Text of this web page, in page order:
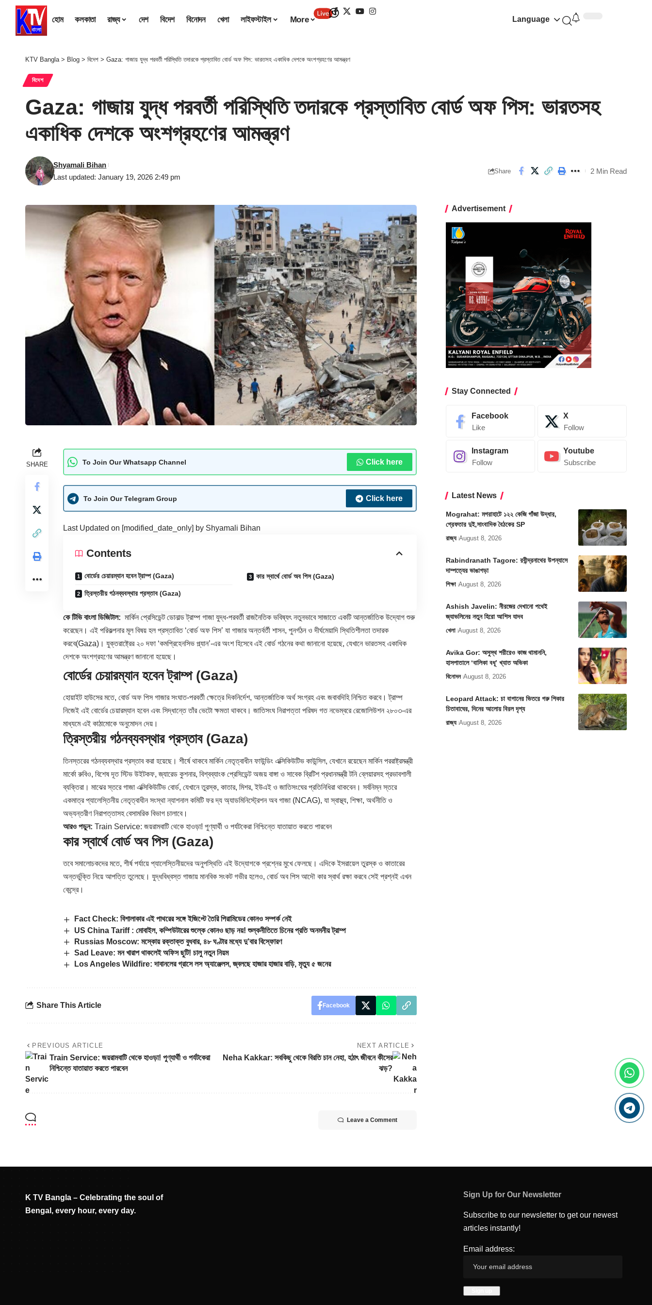
হোম কলকাতা রাজ্য দেশ বিদেশ বিনোদন খেলা লাইফস্টাইল More Language
KTV Bangla> Blog > বিদেশ > Gaza: গাজায় যুদ্ধ পরবর্তী পরিস্থিতি তদারকে প্রস্তাবিত বোর্ড অফ পিস: ভারতসহ একাধিক দেশকে অংশগ্রহণের আমন্ত্রণ
বিদেশ
Gaza: গাজায় যুদ্ধ পরবর্তী পরিস্থিতি তদারকে প্রস্তাবিত বোর্ড অফ পিস: ভারতসহ
একাধিক দেশকে অংশগ্রহণের আমন্ত্রণ
Last updated: January 19, 2026 2:49 pm
Shyamali Bihan
Share 2 Min Read
SHARE To Join Our Whatsapp Channel Click here
To Join Our Telegram Group Click here
Last Updated on [modified_date_only] by Shyamali Bihan
Contents
বোর্ডের চেয়ারম্যান হবেন ট্রাম্প (Gaza)
ত্রিস্তরীয় গঠনব্যবস্থার প্রস্তাব (Gaza)
কার স্বার্থে বোর্ড অব পিস (Gaza)
কে টিভি বাংলা ডিজিটাল: মার্কিন প্রেসিডেন্ট ডোনাল্ড ট্রাম্প গাজা যুদ্ধ-পরবর্তী রাজনৈতিক ভবিষ্যৎ নতুনভাবে সাজাতে একটি আন্তর্জাতিক উদ্যোগ শুরু
করেছেন। এই পরিকল্পনার মূল বিষয় হল প্রস্তাবিত ‘বোর্ড অফ পিস’ যা গাজার অন্তর্বর্তী শাসন, পুনর্গঠন ও দীর্ঘমেয়াদি স্থিতিশীলতা তদারক
করবে(Gaza)। যুক্তরাষ্ট্রের ২০ দফা ‘কমপ্রিহেনসিভ প্ল্যান’-এর অংশ হিসেবে এই বোর্ড গঠনের কথা জানানো হয়েছে, যেখানে ভারতসহ একাধিক
দেশকে অংশগ্রহণের আমন্ত্রণ জানানো হয়েছে।
বোর্ডের চেয়ারম্যান হবেন ট্রাম্প (Gaza)
হোয়াইট হাউসের মতে, বোর্ড অফ পিস গাজার সংঘাত-পরবর্তী ক্ষেত্রে দিকনির্দেশ, আন্তর্জাতিক অর্থ সংগ্রহ এবং জবাবদিহি নিশ্চিত করবে। ট্রাম্প
নিজেই এই বোর্ডের চেয়ারম্যান হবেন এবং সিদ্ধান্তে তাঁর ভেটো ক্ষমতা থাকবে। জাতিসংঘ নিরাপত্তা পরিষদ গত নভেম্বরে রেজোলিউশন ২৮০৩-এর
মাধ্যমে এই কাঠামোকে অনুমোদন দেয়।
ত্রিস্তরীয় গঠনব্যবস্থার প্রস্তাব (Gaza)
তিনস্তরের গঠনব্যবস্থার প্রস্তাব করা হয়েছে। শীর্ষে থাকবে মার্কিন নেতৃত্বাধীন ফাউন্ডিং এক্সিকিউটিভ কাউন্সিল, যেখানে রয়েছেন মার্কিন পররাষ্ট্রমন্ত্রী
মার্কো রুবিও, বিশেষ দূত স্টিভ উইটকফ, জ্যারেড কুশনার, বিশ্বব্যাংক প্রেসিডেন্ট অজয় বাঙ্গা ও সাবেক ব্রিটিশ প্রধানমন্ত্রী টনি ব্লেয়ারসহ প্রভাবশালী
ব্যক্তিরা। মাঝের স্তরে গাজা এক্সিকিউটিভ বোর্ড, যেখানে তুরস্ক, কাতার, মিশর, ইউএই ও জাতিসংঘের প্রতিনিধিরা থাকবেন। সর্বনিম্ন স্তরে
একমাত্র প্যালেস্তিনীয় নেতৃত্বাধীন সংস্থা ন্যাশনাল কমিটি ফর দ্য অ্যাডমিনিস্ট্রেশন অব গাজা (NCAG), যা স্বাস্থ্য, শিক্ষা, অর্থনীতি ও
অভ্যন্তরীণ নিরাপত্তাসহ বেসামরিক বিভাগ চালাবে।
আরও পড়ুন: Train Service: জয়রামবাটি থেকে হাওড়া! পুণ্যার্থী ও পর্যটকেরা নিশ্চিন্তে যাতায়াত করতে পারবেন
কার স্বার্থে বোর্ড অব পিস (Gaza)
তবে সমালোচকদের মতে, শীর্ষ পর্যায়ে প্যালেস্তিনীয়দের অনুপস্থিতি এই উদ্যোগকে প্রশ্নের মুখে ফেলছে। এদিকে ইসরায়েল তুরস্ক ও কাতারের
অন্তর্ভুক্তি নিয়ে আপত্তি তুলেছে। যুদ্ধবিধ্বস্ত গাজায় মানবিক সংকট গভীর হলেও, বোর্ড অব পিস আদৌ কার স্বার্থ রক্ষা করবে সেই প্রশ্নই এখন
কেন্দ্রে।
Fact Check: বিশালাকার এই পাথরের সঙ্গে ইজিপ্টে তৈরি পিরামিডের কোনও সম্পর্ক নেই
US China Tariff : মোবাইল, কম্পিউটারের শুল্কে কোনও ছাড় নয়! শুল্কনীতিতে চিনের প্রতি অনমনীয় ট্রাম্প
Russias Moscow: মস্কোয় রক্তাক্ত বুধবার, ৪৮ ঘণ্টার মধ্যে দু’বার বিস্ফোরণ
Sad Leave: মন খারাপ থাকলেই অফিস ছুটি! চালু নতুন নিয়ম
Los Angeles Wildfire: দাবানলের গ্রাসে লস অ্যাঞ্জেলস, জ্বলছে হাজার হাজার বাড়ি, মৃত্যু ৫ জনের
Share This Article Facebook
PREVIOUS ARTICLE
Train Service: জয়রামবাটি থেকে হাওড়া! পুণ্যার্থী ও পর্যটকেরা
নিশ্চিন্তে যাতায়াত করতে পারবেন
NEXT ARTICLE
Neha Kakkar: সবকিছু থেকে বিরতি চান নেহা, হঠাৎ জীবনে কীসের
ঝড়?
Leave a Comment
Advertisement
Stay Connected
Facebook
Like
X
Follow
Instagram
Follow
Youtube
Subscribe
Latest News
Mograhat: মগরাহাটে ১২২ কেজি গাঁজা উদ্ধার,
গ্রেফতার দুই,সাংবাদিক বৈঠকের SP
রাজ্য August 8, 2026
Rabindranath Tagore: রবীন্দ্রনাথের উপন্যাসে
দাম্পত্যের ভাঙাগড়া
শিক্ষা August 8, 2026
Ashish Javelin: নীরজের দেখানো পথেই
জ্যাভলিনের নতুন হিরো আশিস যাদব
খেলা August 8, 2026
Avika Gor: অসুস্থ শরীরেও কাজ থামাননি,
হাসপাতালে ‘বালিকা বধূ’ খ্যাত অভিকা
বিনোদন August 8, 2026
Leopard Attack: চা বাগানের ভিতরে গরু শিকার
চিতাবাঘের, দিনের আলোয় বিরল দৃশ্য
রাজ্য August 8, 2026
K TV Bangla – Celebrating the soul of
Bengal, every hour, every day.
Sign Up for Our Newsletter
Subscribe to our newsletter to get our newest
articles instantly!
Email address: